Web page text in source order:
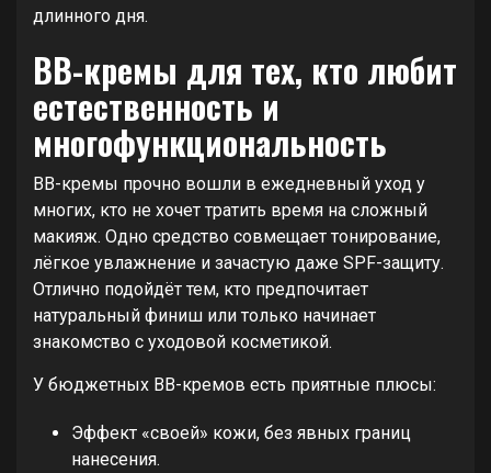
длинного дня.
BB-кремы для тех, кто любит
естественность и
многофункциональность
BB-кремы прочно вошли в ежедневный уход у
многих, кто не хочет тратить время на сложный
макияж. Одно средство совмещает тонирование,
лёгкое увлажнение и зачастую даже SPF-защиту.
Отлично подойдёт тем, кто предпочитает
натуральный финиш или только начинает
знакомство с уходовой косметикой.
У бюджетных BB-кремов есть приятные плюсы:
Эффект «своей» кожи, без явных границ
нанесения.